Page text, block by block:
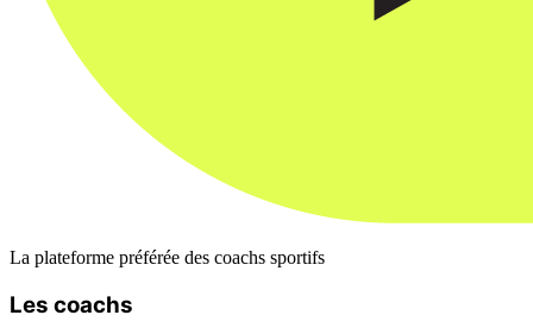
La plateforme préférée des coachs sportifs
Les coachs